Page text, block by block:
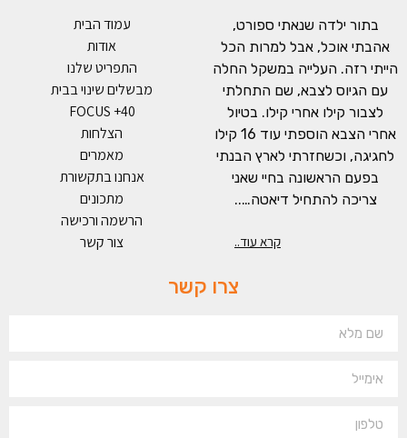
בתור ילדה שנאתי ספורט,
אהבתי אוכל, אבל למרות הכל
הייתי רזה. העלייה במשקל החלה
עם הגיוס לצבא, שם התחלתי
לצבור קילו אחרי קילו. בטיול
אחרי הצבא הוספתי עוד 16 קילו
לחגיגה, וכשחזרתי לארץ הבנתי
בפעם הראשונה בחיי שאני
צריכה להתחיל דיאטה…..
קרא עוד..
עמוד הבית
אודות
התפריט שלנו
מבשלים שינוי בבית
FOCUS +40
הצלחות
מאמרים
אנחנו בתקשורת
מתכונים
הרשמה ורכישה
צור קשר
צרו קשר